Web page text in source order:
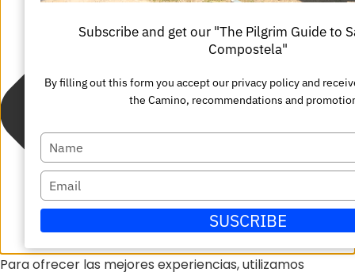
Para ofrecer las mejores experiencias, utilizamos
Subscribe and get our "The Pilgrim Guide to
Compostela"
By filling out this form you accept our privacy policy and
the Camino, recommendations and
Escriba
su
nombre
Escriba
su
correo
electrónico
SUSCRIBE